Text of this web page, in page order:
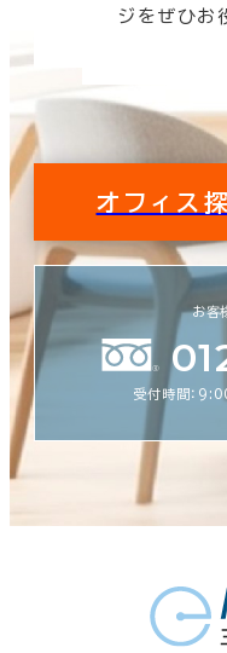
ジをぜひお
オフィス
お客
受付時間：